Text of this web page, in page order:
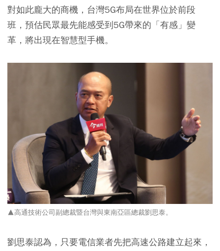
對如此龐大的商機，台灣5G布局在世界位於前段
班，預估民眾最先能感受到5G帶來的「有感」變
革，將出現在智慧型手機。
▲高通技術公司副總裁暨台灣與東南亞區總裁劉思泰。
劉思泰認為，只要電信業者先把高速公路建立起來，